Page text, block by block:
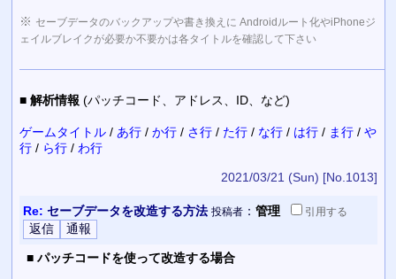
※ セーブデータのバックアップや書き換えに Androidルート化やiPhoneジ
ェイルブレイクが必要か不要かは各タイトルを確認して下さい
■ 解析情報 (パッチコード、アドレス、ID、など)
ゲームタイトル/ あ行/ か行/ さ行/ た行/ な行/ は行/ ま行/ や
行/ ら行/ わ行
2021/03/21 (Sun) [No.1013]
Re: セーブデータを改造する方法 投稿者： 管理 引用する
■ パッチコードを使って改造する場合